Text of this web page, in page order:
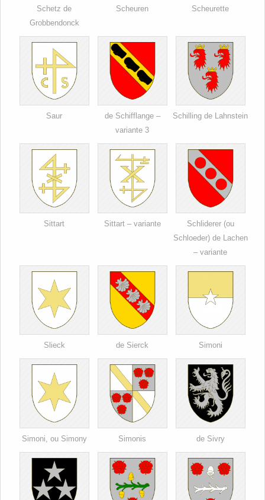
Schetz de
Grobbendonck
Scheuren Scheurette
Saur
de Schifflange –
variante 3
Schilling de Lahnstein
Sittart Sittart – variante
Schliderer (ou
Schloeder) de Lachen
– variante
Slieck de Sierck Simoni
Simoni, ou Simony Simonis de Sivry